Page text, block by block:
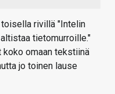
rivillä "Intelin
tietomurroille."
omaan tekstiinä
jo toinen lause